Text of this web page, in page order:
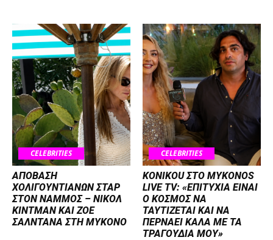
CELEBRITIES
ΑΠΟΒΑΣΗ
ΧΟΛΙΓΟΥΝΤΙΑΝΩΝ ΣΤΑΡ
ΣΤΟΝ NΑΜΜΟΣ – ΝΙΚΟΛ
ΚΙΝΤΜΑΝ ΚΑΙ ΖΟΕ
ΣΑΛΝΤΑΝΑ ΣΤΗ ΜΥΚΟΝΟ
CELEBRITIES
KONIKOU ΣΤΟ MYKONOS
LIVE TV: «ΕΠΙΤΥΧΙΑ ΕΙΝΑΙ
Ο ΚΟΣΜΟΣ ΝΑ
ΤΑΥΤΙΖΕΤΑΙ KAI ΝΑ
ΠΕΡΝΑΕΙ ΚΑΛΑ ΜΕ ΤΑ
ΤΡΑΓΟΥΔΙΑ ΜΟΥ»